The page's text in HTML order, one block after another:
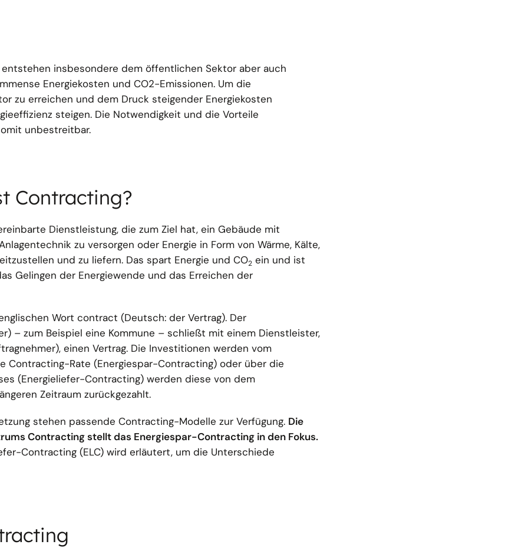
insbesondere dem öffentlichen Sektor aber auch
Energiekosten und CO2-Emissionen. Um die
zu erreichen und dem Druck steigender Energiekosten
steigen. Die Notwendigkeit und die Vorteile
unbestreitbar.
Contracting?
Dienstleistung, die zum Ziel hat, ein Gebäude mit
zu versorgen oder Energie in Form von Wärme, Kälte,
und zu liefern. Das spart Energie und CO2 ein und ist
Gelingen der Energiewende und das Erreichen der
Wort contract (Deutsch: der Vertrag). Der
– zum Beispiel eine Kommune – schließt mit einem Dienstleister,
einen Vertrag. Die Investitionen werden vom
Contracting-Rate (Energiespar-Contracting) oder über die
(Energieliefer-Contracting) werden diese von dem
Zeitraum zurückgezahlt.
stehen passende Contracting-Modelle zur Verfügung. Die
Contracting stellt das Energiespar-Contracting in den Fokus.
Contracting (ELC) wird erläutert, um die Unterschiede